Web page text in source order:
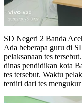
SD Negeri 2 Banda
Ada beberapa guru di
pelaksanaan tes
dinas pendidikan kota
tes tersebut. Waktu
terdiri dari tes